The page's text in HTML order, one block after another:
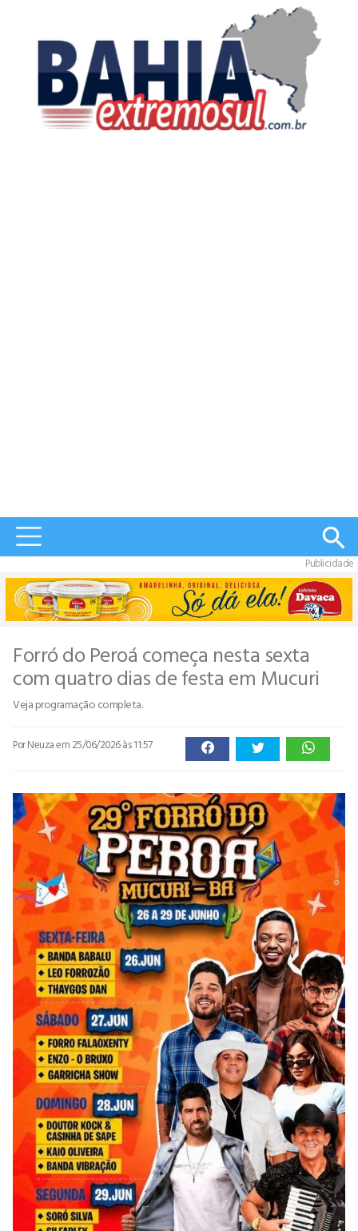
Publicidade
Forró do Peroá começa nesta sexta
com quatro dias de festa em Mucuri
Veja programação completa.
Por Neuzaem 25/06/2026 às 11:57